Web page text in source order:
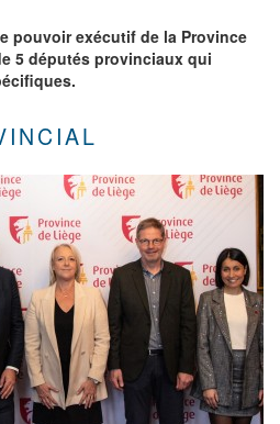
pouvoir exécutif de la Province
5 députés provinciaux qui